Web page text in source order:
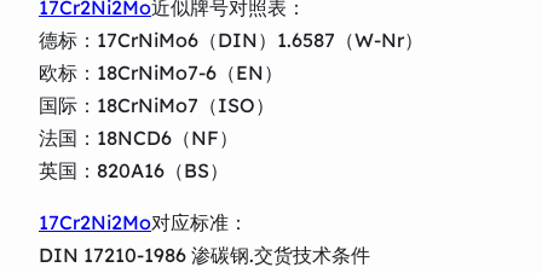
17Cr2Ni2Mo近似牌号对照表：
德标：17CrNiMo6（DIN）1.6587（W-Nr）
欧标：18CrNiMo7-6（EN）
国际：18CrNiMo7（ISO）
法国：18NCD6（NF）
英国：820A16（BS）
17Cr2Ni2Mo对应标准：
DIN 17210-1986 渗碳钢.交货技术条件